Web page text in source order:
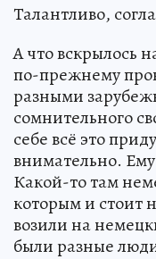
Талантливо,
А что вскрылось
по-прежнему
разными
сомнительного
себе всё это
внимательно.
Какой-то там
которым и стоит
возили на
были разные